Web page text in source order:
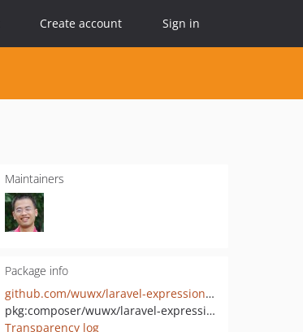
Create account Sign in
Maintainers
Package info
github.com/wuwx/laravel-expression-language
pkg:composer/wuwx/laravel-expression-language
Transparency log